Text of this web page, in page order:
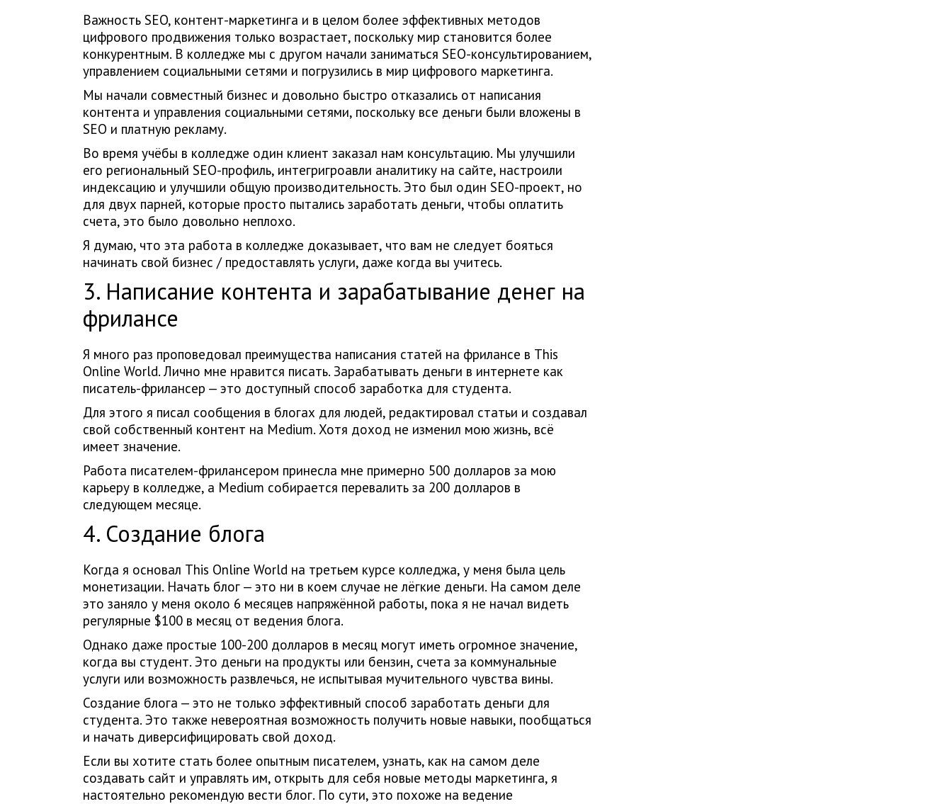
Важность SEO, контент-маркетинга и в целом более эффективных методов
цифрового продвижения только возрастает, поскольку мир становится более
конкурентным. В колледже мы с другом начали заниматься SEO-консультированием,
управлением социальными сетями и погрузились в мир цифрового маркетинга.
Мы начали совместный бизнес и довольно быстро отказались от написания
контента и управления социальными сетями, поскольку все деньги были вложены в
SEO и платную рекламу.
Во время учёбы в колледже один клиент заказал нам консультацию. Мы улучшили
его региональный SEO-профиль, интегригроавли аналитику на сайте, настроили
индексацию и улучшили общую производительность. Это был один SEO-проект, но
для двух парней, которые просто пытались заработать деньги, чтобы оплатить
счета, это было довольно неплохо.
Я думаю, что эта работа в колледже доказывает, что вам не следует бояться
начинать свой бизнес / предоставлять услуги, даже когда вы учитесь.
3. Написание контента и зарабатывание денег на
фрилансе
Я много раз проповедовал преимущества написания статей на фрилансе в This
Online World. Лично мне нравится писать. Зарабатывать деньги в интернете как
писатель-фрилансер — это доступный способ заработка для студента.
Для этого я писал сообщения в блогах для людей, редактировал статьи и создавал
свой собственный контент на Medium. Хотя доход не изменил мою жизнь, всё
имеет значение.
Работа писателем-фрилансером принесла мне примерно 500 долларов за мою
карьеру в колледже, а Medium собирается перевалить за 200 долларов в
следующем месяце.
4. Создание блога
Когда я основал This Online World на третьем курсе колледжа, у меня была цель
монетизации. Начать блог — это ни в коем случае не лёгкие деньги. На самом деле
это заняло у меня около 6 месяцев напряжённой работы, пока я не начал видеть
регулярные $100 в месяц от ведения блога.
Однако даже простые 100-200 долларов в месяц могут иметь огромное значение,
когда вы студент. Это деньги на продукты или бензин, счета за коммунальные
услуги или возможность развлечься, не испытывая мучительного чувства вины.
Создание блога — это не только эффективный способ заработать деньги для
студента. Это также невероятная возможность получить новые навыки, пообщаться
и начать диверсифицировать свой доход.
Если вы хотите стать более опытным писателем, узнать, как на самом деле
создавать сайт и управлять им, открыть для себя новые методы маркетинга, я
настоятельно рекомендую вести блог. По сути, это похоже на ведение